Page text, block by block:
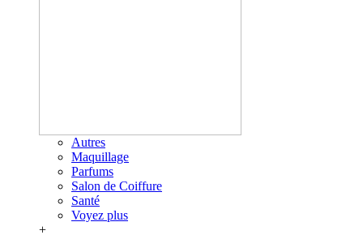
Autres
Maquillage
Parfums
Salon de Coiffure
Santé
Voyez plus
+